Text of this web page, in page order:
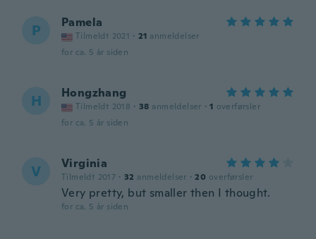
P Pamela
Tilmeldt 2021 · 21 anmeldelser
for ca. 5 år siden
H Hongzhang
Tilmeldt 2018 · 38 anmeldelser · 1 overførsler
for ca. 5 år siden
V Virginia
Tilmeldt 2017 · 32 anmeldelser · 20 overførsler
Very pretty, but smaller then I thought.
for ca. 5 år siden